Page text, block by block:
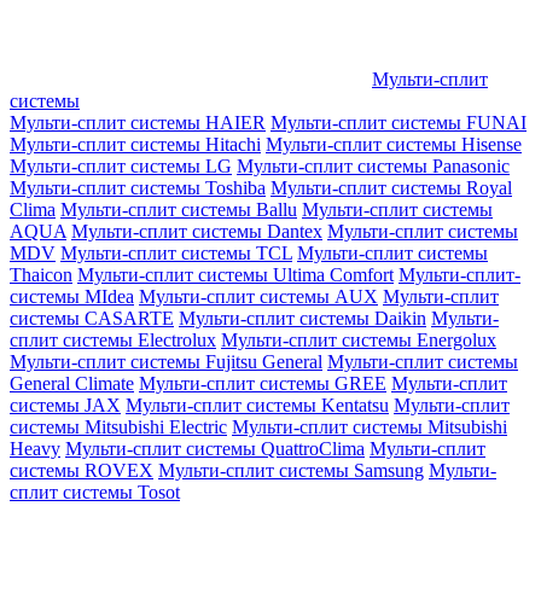
Мульти-сплит
системы
Мульти-сплит системы HAIER Мульти-сплит системы FUNAI
Мульти-сплит системы Hitachi Мульти-сплит системы Hisense
Мульти-сплит системы LG Мульти-сплит системы Panasonic
Мульти-сплит системы Toshiba Мульти-сплит системы Royal
Clima Мульти-сплит системы Ballu Мульти-сплит системы
AQUA Мульти-сплит системы Dantex Мульти-сплит системы
MDV Мульти-сплит системы TCL Мульти-сплит системы
Thaicon Мульти-сплит системы Ultima Comfort Мульти-сплит-
системы MIdea Мульти-сплит системы AUX Мульти-сплит
системы CASARTE Мульти-сплит системы Daikin Мульти-
сплит системы Electrolux Мульти-сплит системы Energolux
Мульти-сплит системы Fujitsu General Мульти-сплит системы
General Climate Мульти-сплит системы GREE Мульти-сплит
системы JAX Мульти-сплит системы Kentatsu Мульти-сплит
системы Mitsubishi Electric Мульти-сплит системы Mitsubishi
Heavy Мульти-сплит системы QuattroClima Мульти-сплит
системы ROVEX Мульти-сплит системы Samsung Мульти-
сплит системы Tosot